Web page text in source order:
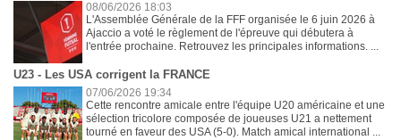
08/06/2026 18:03
L'Assemblée Générale de la FFF organisée le 6 juin 2026 à
Ajaccio a voté le règlement de l'épreuve qui débutera à
l'entrée prochaine. Retrouvez les principales informations. ...
U23 - Les USA corrigent la FRANCE
07/06/2026 19:34
Cette rencontre amicale entre l'équipe U20 américaine et une
sélection tricolore composée de joueuses U21 a nettement
tourné en faveur des USA (5-0). Match amical international ...